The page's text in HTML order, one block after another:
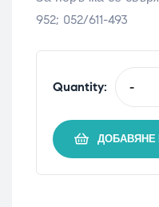
952; 052/611-493
Quantity: -
ДОБАВЯНЕ